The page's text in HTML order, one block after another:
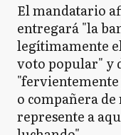
El mandatario
entregará "la
legítimamente
voto popular" y
"fervientemente
o compañera
represente a